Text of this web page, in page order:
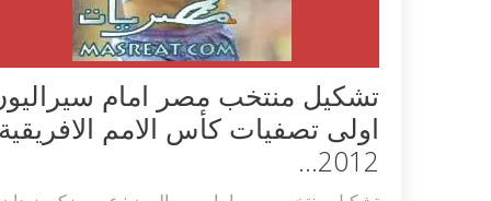
تشكيل منتخب مصر امام
اولى تصفيات كأس الامم الافريقية
2012...